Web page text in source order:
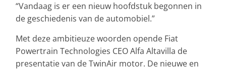
“Vandaag is er een nieuw hoofdstuk begonnen in
de geschiedenis van de automobiel.”
Met deze ambitieuze woorden opende Fiat
Powertrain Technologies CEO Alfa Altavilla de
presentatie van de TwinAir motor. De nieuwe en